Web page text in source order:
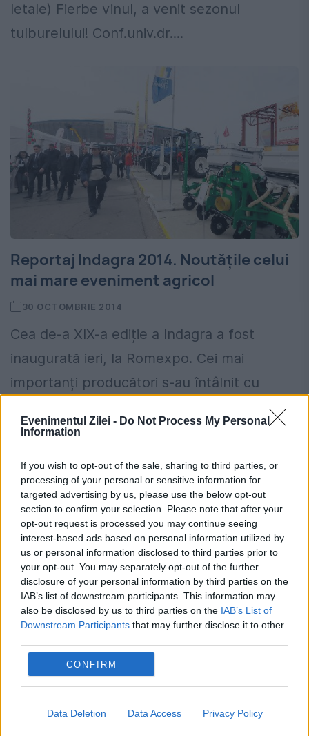
Evenimentul Zilei - Do Not Process My Personal
Information
If you wish to opt-out of the sale, sharing to third parties, or
processing of your personal or sensitive information for
targeted advertising by us, please use the below opt-out
section to confirm your selection. Please note that after your
opt-out request is processed you may continue seeing
interest-based ads based on personal information utilized by
us or personal information disclosed to third parties prior to
your opt-out. You may separately opt-out of the further
disclosure of your personal information by third parties on the
IAB’s list of downstream participants. This information may
also be disclosed by us to third parties on the IAB’s List of
Downstream Participants that may further disclose it to other
CONFIRM
Data Deletion Data Access Privacy Policy
letale) Fierbe vinul, a venit sezonul
tulburelului! Conf.univ.dr....
Reportaj Indagra 2014. Noutățile celui
mai mare eveniment agricol
30 OCTOMBRIE 2014
Cea de-a XIX-a ediție a Indagra a fost
inaugurată ieri, la Romexpo. Cei mai
importanți producători s-au întâlnit cu
reprezentanți ai statului, viitori parteneri
sau oameni pasionați de agricultură.
RECORDURI CULINARE la Târgul de
„Sfântul Dumitru”. CEA MAI MARE
plăcintă cu dovleac și CEL MAI MARE